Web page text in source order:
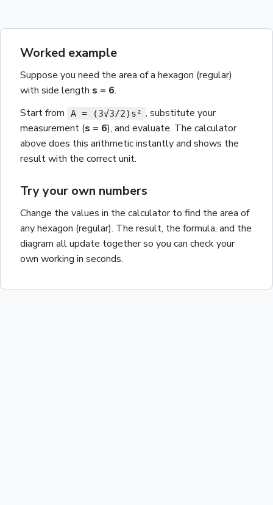
Worked example
Suppose you need the area of a hexagon (regular)
with side length s = 6.
Start from
A = (3√3/2)s² , substitute your
measurement (s = 6), and evaluate. The calculator
above does this arithmetic instantly and shows the
result with the correct unit.
Try your own numbers
Change the values in the calculator to find the area of
anyhexagon (regular). The result, the formula, and the
diagram all update together so you can check your
own working in seconds.